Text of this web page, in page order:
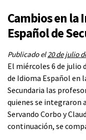
Cambios en la
Español de
Publicado el20 de julio
El miércoles 6 de julio
de Idioma Español en
Secundaria las
quienes se integraron
Servando Corbo y
continuación, se